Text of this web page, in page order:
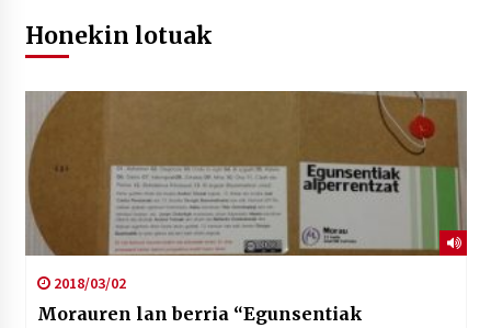
Honekin lotuak
2018/03/02
Morauren lan berria “Egunsentiak